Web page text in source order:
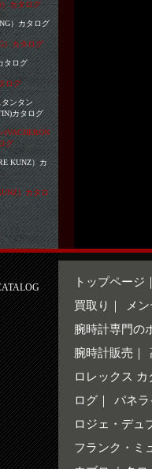
）カタログ
）カタログ
ログ
(VACHERON
グ
）カタロ
トップページ
買取り
メ
腕時計専門の
腕時計販売
ロレックス カ
ログ
パネ
ロジェ・デュ
フランク・ミ